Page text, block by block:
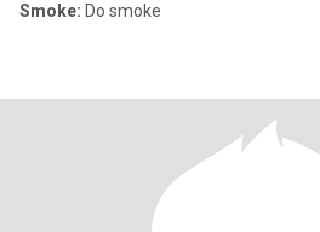
Smoke: Do smoke